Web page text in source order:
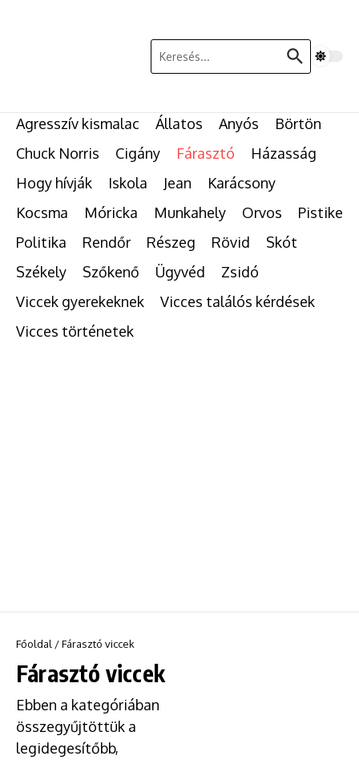
Keresés:
Agresszív kismalac Állatos Anyós
Börtön
Chuck Norris
Cigány Fárasztó
Házasság
Hogy hívják
Iskola Jean
Karácsony
Kocsma
Móricka Munkahely Orvos
Pistike
Politika
Rendőr Részeg Rövid
Skót
Székely
Szőkenő Ügyvéd
Zsidó
Viccek gyerekeknek
Vicces találós kérdések
Vicces történetek
Főoldal /Fárasztó viccek
Fárasztó viccek
Ebben a kategóriában
összegyűjtöttük a
legidegesítőbb,